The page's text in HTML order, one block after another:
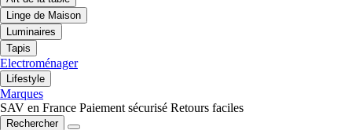
Linge de Maison
Luminaires
Tapis
Electroménager
Lifestyle
Marques
SAV en France Paiement sécurisé Retours faciles
Rechercher